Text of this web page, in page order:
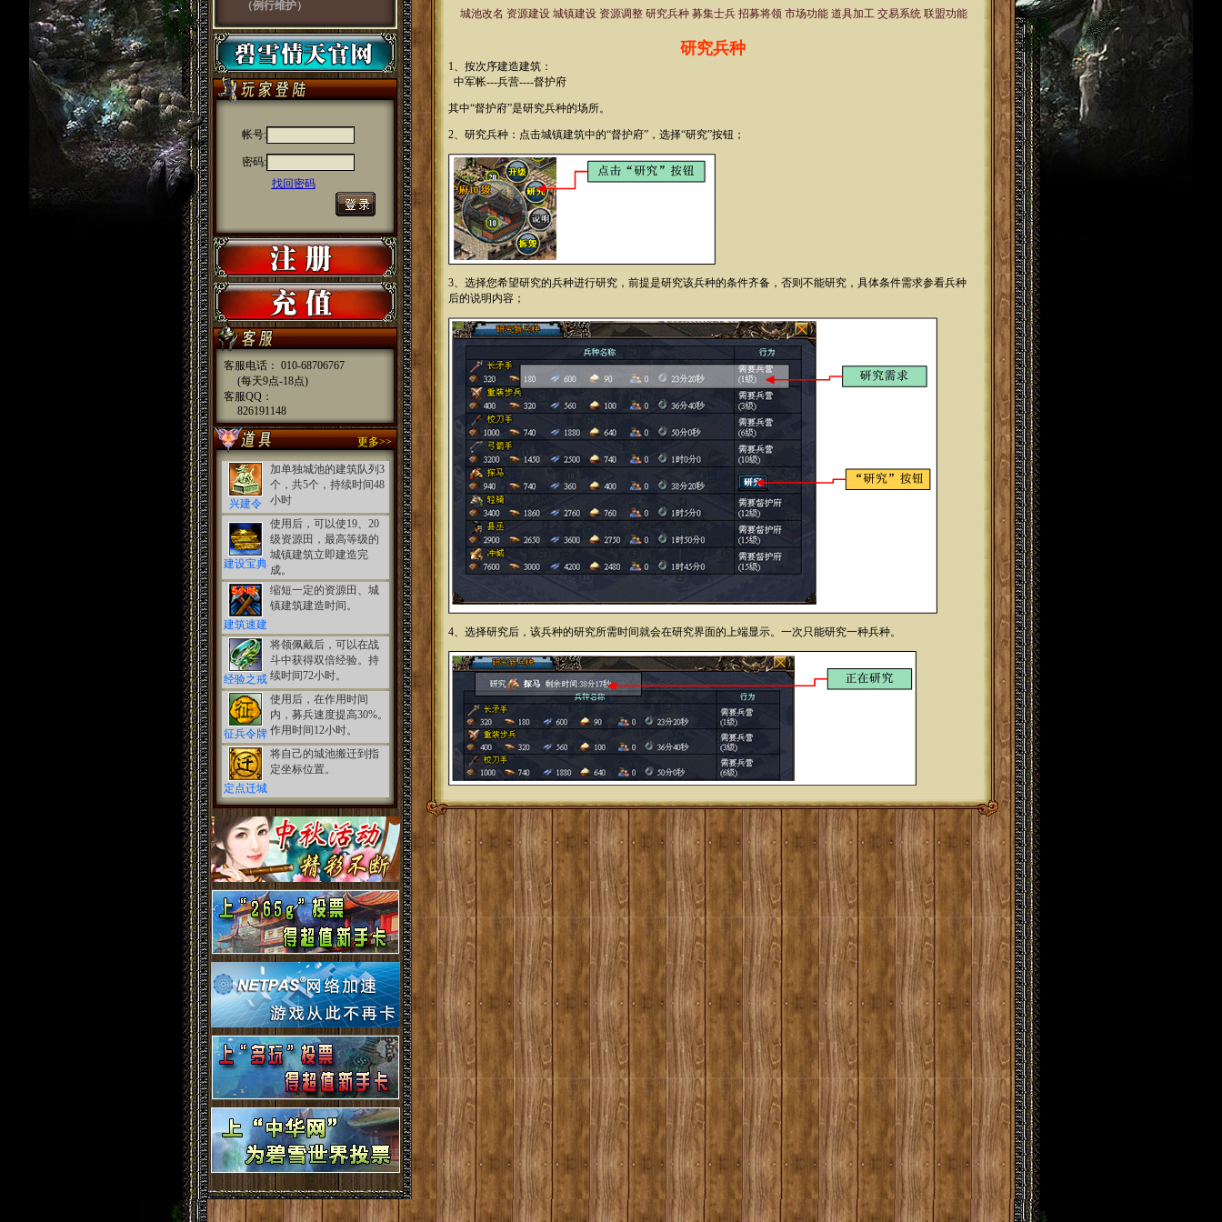
（例行维护）
客服电话： 010-68706767
(每天9点-18点)
客服QQ：
826191148
更多>>
兴建令
加单独城池的建筑队列3
个，共5个，持续时间48
小时
建设宝典
使用后，可以使19、20
级资源田，最高等级的
城镇建筑立即建造完
成。
建筑速建
缩短一定的资源田、城
镇建筑建造时间。
经验之戒
将领佩戴后，可以在战
斗中获得双倍经验。持
续时间72小时。
征兵令牌
使用后，在作用时间
内，募兵速度提高30%。
作用时间12小时。
定点迁城
将自己的城池搬迁到指
定坐标位置。
城池改名 资源建设 城镇建设 资源调整 研究兵种 募集士兵 招募将领 市场功能 道具加工 交易系统 联盟功能
研究兵种
1、按次序建造建筑：
中军帐---兵营----督护府
其中“督护府”是研究兵种的场所。
2、研究兵种：点击城镇建筑中的“督护府”，选择“研究”按钮；
3、选择您希望研究的兵种进行研究，前提是研究该兵种的条件齐备，否则不能研究，具体条件需求参看兵种
后的说明内容；
4、选择研究后，该兵种的研究所需时间就会在研究界面的上端显示。一次只能研究一种兵种。